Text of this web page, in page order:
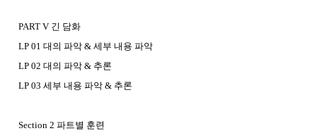
PART V 긴 담화
LP 01 대의 파악 & 세부 내용 파악
LP 02 대의 파악 & 추론
LP 03 세부 내용 파악 & 추론
Section 2 파트별 훈련